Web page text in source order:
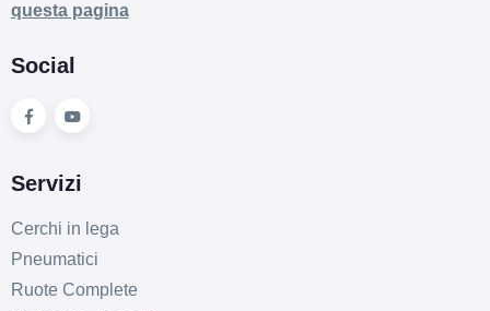
questa pagina
Social
Servizi
Cerchi in lega
Pneumatici
Ruote Complete